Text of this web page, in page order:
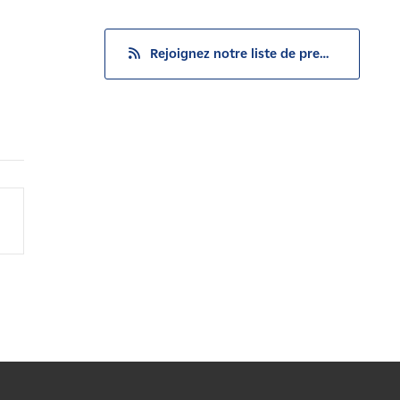
Rejoignez notre liste de presse